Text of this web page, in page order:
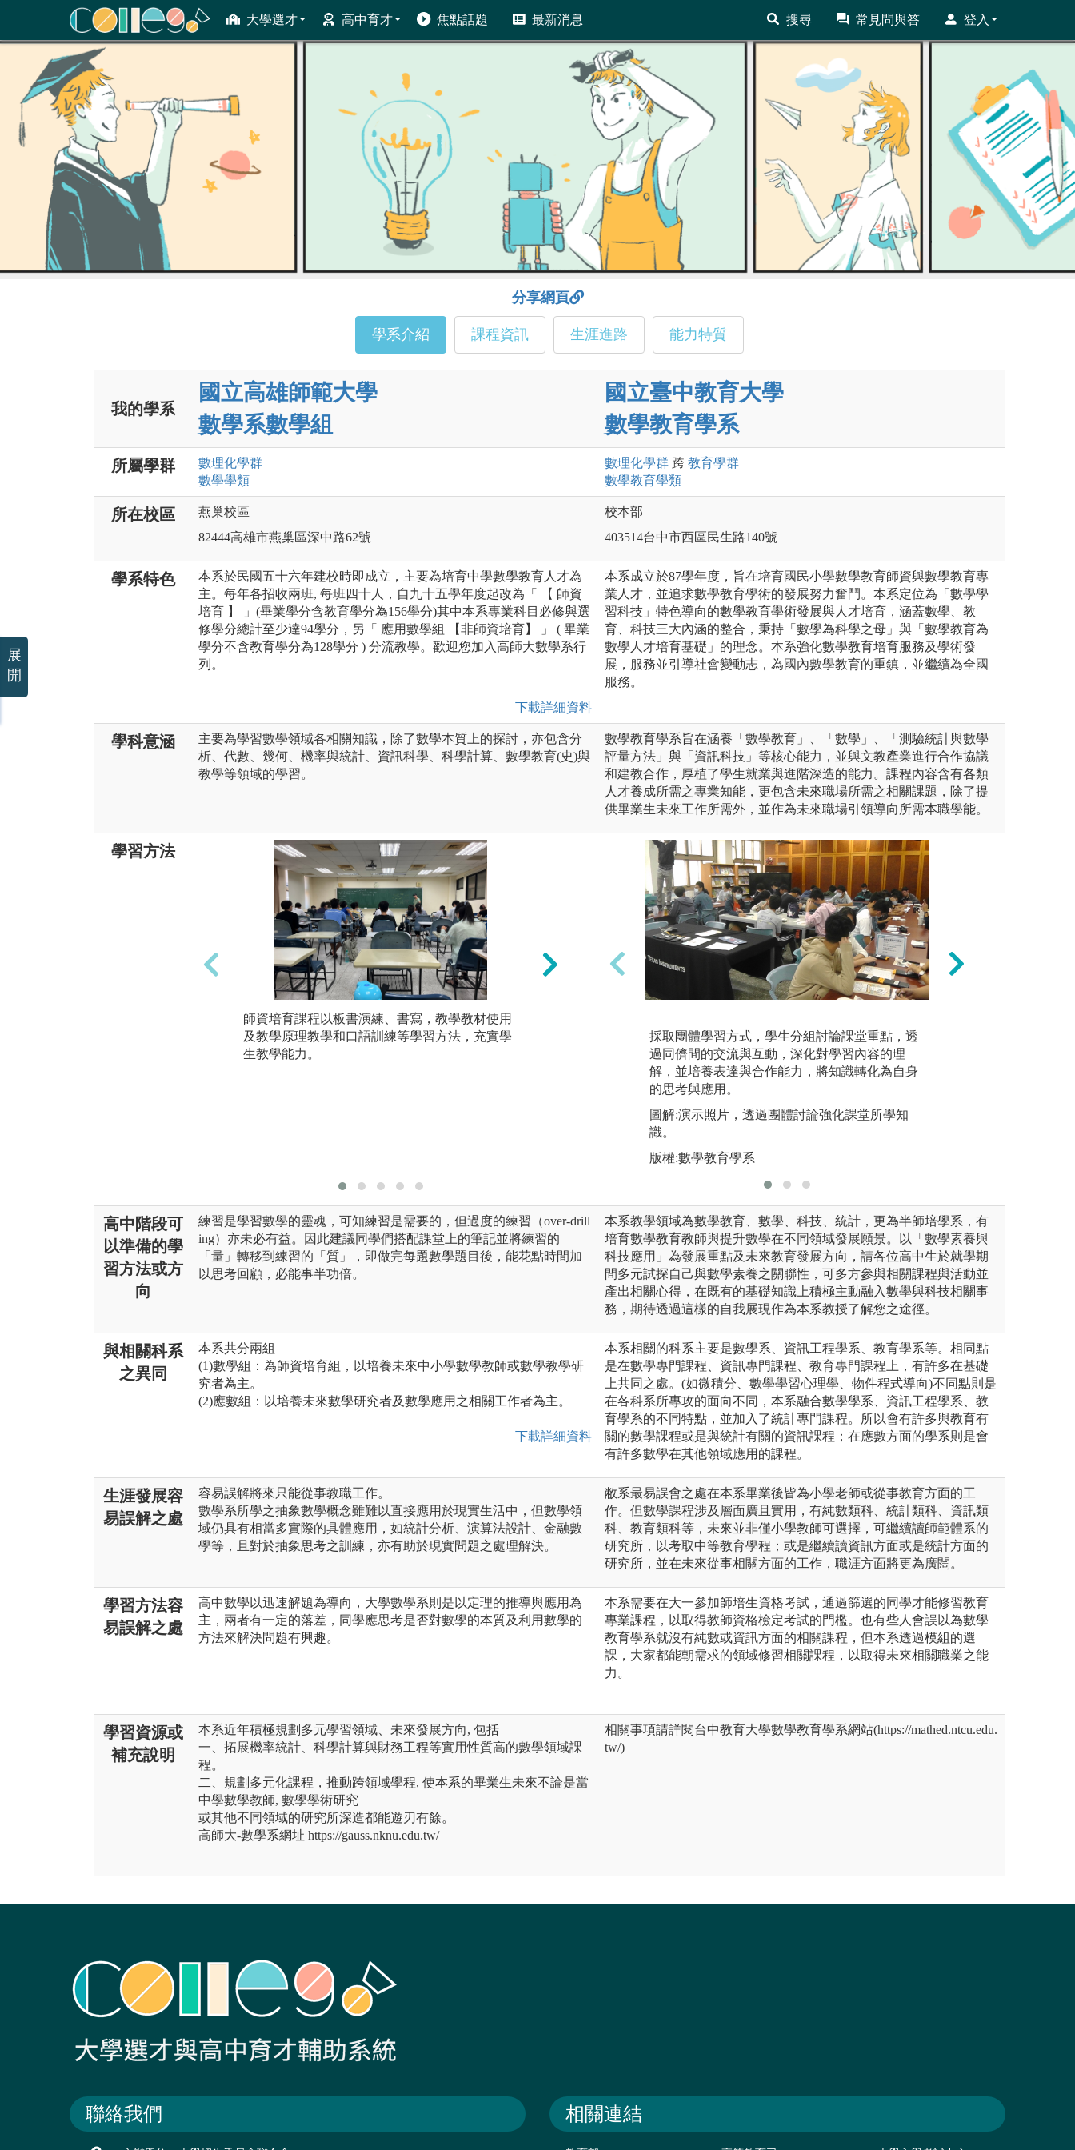
大學選才 高中育才 焦點話題 最新消息 搜尋 常見問與答 登入
ColleGo! 大學選才與高中育才輔助系統
分享網頁
學系介紹 課程資訊 生涯進路 能力特質
我的學系
國立高雄師範大學
數學系數學組
國立臺中教育大學
數學教育學系
所屬學群 數理化學群
數學學類
數理化學群 跨 教育學群
數學教育學類
所在校區
燕巢校區
82444高雄市燕巢區深中路62號
校本部
403514台中市西區民生路140號
學系特色
本系於民國五十六年建校時即成立，主要為培育中學數學教育人才為
主。每年各招收兩班, 每班四十人，自九十五學年度起改為「 【 師資
培育 】 」(畢業學分含教育學分為156學分)其中本系專業科目必修與選
修學分總計至少達94學分，另「 應用數學組 【非師資培育】 」 ( 畢業
學分不含教育學分為128學分 ) 分流教學。歡迎您加入高師大數學系行
列。
下載詳細資料
本系成立於87學年度，旨在培育國民小學數學教育師資與數學教育專
業人才，並追求數學教育學術的發展努力奮鬥。本系定位為「數學學
習科技」特色導向的數學教育學術發展與人才培育，涵蓋數學、教
育、科技三大內涵的整合，秉持「數學為科學之母」與「數學教育為
數學人才培育基礎」的理念。本系強化數學教育培育服務及學術發
展，服務並引導社會變動志，為國內數學教育的重鎮，並繼續為全國
服務。
學科意涵
主要為學習數學領域各相關知識，除了數學本質上的探討，亦包含分
析、代數、幾何、機率與統計、資訊科學、科學計算、數學教育(史)與
教學等領域的學習。
數學教育學系旨在涵養「數學教育」、「數學」、「測驗統計與數學
評量方法」與「資訊科技」等核心能力，並與文教產業進行合作協議
和建教合作，厚植了學生就業與進階深造的能力。課程內容含有各類
人才養成所需之專業知能，更包含未來職場所需之相關課題，除了提
供畢業生未來工作所需外，並作為未來職場引領導向所需本職學能。
學習方法
師資培育課程以板書演練、書寫，教學教材使用
及教學原理教學和口語訓練等學習方法，充實學
生教學能力。
給定前提、結論和規則，而前提導致結論，運用
所學知識，有邏輯、調理的得到演繹用來決定結
論。使用規則和前提來推導出結論。
歸納用來決定規則。藉由大量的前提和結論所組
成的例子來學習規則。
溯因用來決定前提。藉由結論和規則來支援前提
以解釋結論。
採取團體學習方式，學生分組討論課堂重點，透
過同儕間的交流與互動，深化對學習內容的理
解，並培養表達與合作能力，將知識轉化為自身
的思考與應用。
圖解:演示照片，透過團體討論強化課堂所學知
識。
版權:數學教育學系
高中階段可
以準備的學
習方法或方
向
練習是學習數學的靈魂，可知練習是需要的，但過度的練習（over-drill
ing）亦未必有益。因此建議同學們搭配課堂上的筆記並將練習的
「量」轉移到練習的「質」，即做完每題數學題目後，能花點時間加
以思考回顧，必能事半功倍。
本系教學領域為數學教育、數學、科技、統計，更為半師培學系，有
培育數學教育教師與提升數學在不同領域發展願景。以「數學素養與
科技應用」為發展重點及未來教育發展方向，請各位高中生於就學期
間多元試探自己與數學素養之關聯性，可多方參與相關課程與活動並
產出相關心得，在既有的基礎知識上積極主動融入數學與科技相關事
務，期待透過這樣的自我展現作為本系教授了解您之途徑。
與相關科系
之異同
本系共分兩組
(1)數學組：為師資培育組，以培養未來中小學數學教師或數學教學研
究者為主。
(2)應數組：以培養未來數學研究者及數學應用之相關工作者為主。
下載詳細資料
本系相關的科系主要是數學系、資訊工程學系、教育學系等。相同點
是在數學專門課程、資訊專門課程、教育專門課程上，有許多在基礎
上共同之處。(如微積分、數學學習心理學、物件程式導向)不同點則是
在各科系所專攻的面向不同，本系融合數學學系、資訊工程學系、教
育學系的不同特點，並加入了統計專門課程。所以會有許多與教育有
關的數學課程或是與統計有關的資訊課程；在應數方面的學系則是會
有許多數學在其他領域應用的課程。
生涯發展容
易誤解之處
容易誤解將來只能從事教職工作。
數學系所學之抽象數學概念雖難以直接應用於現實生活中，但數學領
域仍具有相當多實際的具體應用，如統計分析、演算法設計、金融數
學等，且對於抽象思考之訓練，亦有助於現實問題之處理解決。
敝系最易誤會之處在本系畢業後皆為小學老師或從事教育方面的工
作。但數學課程涉及層面廣且實用，有純數類科、統計類科、資訊類
科、教育類科等，未來並非僅小學教師可選擇，可繼續讀師範體系的
研究所，以考取中等教育學程；或是繼續讀資訊方面或是統計方面的
研究所，並在未來從事相關方面的工作，職涯方面將更為廣闊。
學習方法容
易誤解之處
高中數學以迅速解題為導向，大學數學系則是以定理的推導與應用為
主，兩者有一定的落差，同學應思考是否對數學的本質及利用數學的
方法來解決問題有興趣。
本系需要在大一參加師培生資格考試，通過篩選的同學才能修習教育
專業課程，以取得教師資格檢定考試的門檻。也有些人會誤以為數學
教育學系就沒有純數或資訊方面的相關課程，但本系透過模組的選
課，大家都能朝需求的領域修習相關課程，以取得未來相關職業之能
力。
學習資源或
補充說明
本系近年積極規劃多元學習領域、未來發展方向, 包括
一、拓展機率統計、科學計算與財務工程等實用性質高的數學領域課
程。
二、規劃多元化課程，推動跨領域學程, 使本系的畢業生未來不論是當
中學數學教師, 數學學術研究
或其他不同領域的研究所深造都能遊刃有餘。
高師大-數學系網址 https://gauss.nknu.edu.tw/
相關事項請詳閱台中教育大學數學教育學系網站(https://mathed.ntcu.edu.
tw/)
聯絡我們 相關連結
展
開